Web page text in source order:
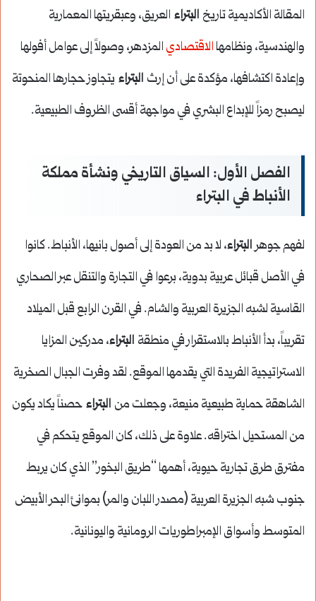
المقالة الأكاديمية تاريخ البتراء العريق، وعبقريتها المعمارية
والهندسية، ونظامهاالاقتصادي المزدهر، وصولاً إلى عوامل أفولها
وإعادة اكتشافها، مؤكدة على أن إرث البتراء يتجاوز حجارها المنحوتة
ليصبح رمزاً للإبداع البشري في مواجهة أقسى الظروف الطبيعية.
الفصل الأول: السياق التاريخي ونشأة مملكة
الأنباط في البتراء
لفهم جوهرالبتراء، لا بد من العودة إلى أصول بانيها، الأنباط. كانوا
في الأصل قبائل عربية بدوية، برعوا في التجارة والتنقل عبر الصحاري
القاسية لشبه الجزيرة العربية والشام. في القرن الرابع قبل الميلاد
تقريباً، بدأ الأنباط بالاستقرار في منطقة البتراء، مدركين المزايا
الاستراتيجية الفريدة التي يقدمها الموقع. لقد وفرت الجبال الصخرية
الشاهقة حماية طبيعية منيعة، وجعلت من البتراء حصناً يكاد يكون
من المستحيل اختراقه. علاوة على ذلك، كان الموقع يتحكم في
مفترق طرق تجارية حيوية، أهمها “طريق البخور” الذي كان يربط
جنوب شبه الجزيرة العربية (مصدر اللبان والمر) بموانئ البحر الأبيض
المتوسط وأسواق الإمبراطوريات الرومانية واليونانية.